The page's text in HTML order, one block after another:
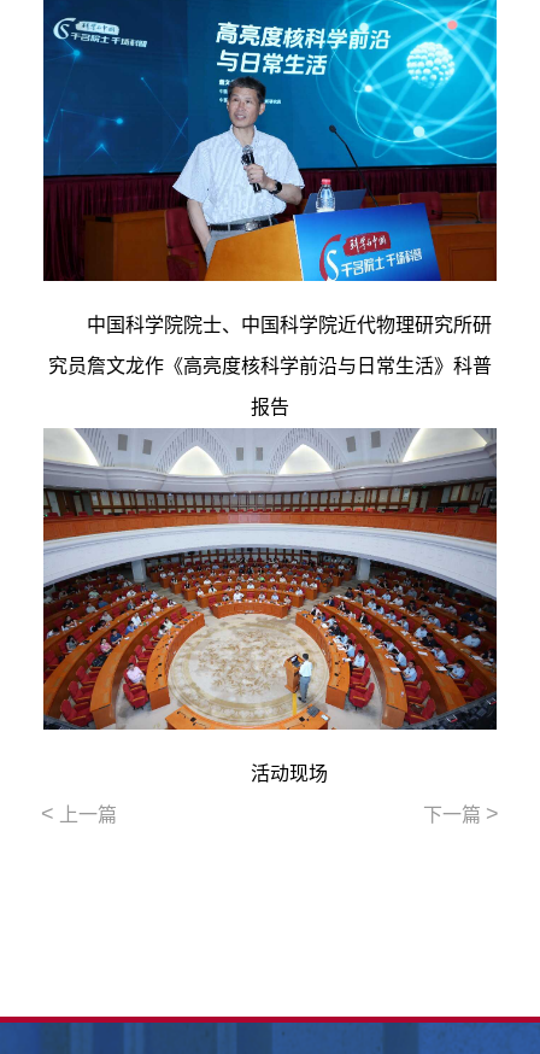
中国科学院院士、中国科学院近代物理研究所研
究员詹文龙作《高亮度核科学前沿与日常生活》科普
报告
活动现场
< 上一篇 下一篇 >